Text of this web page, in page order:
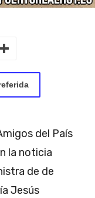
del País
la noticia
de de
Jesús